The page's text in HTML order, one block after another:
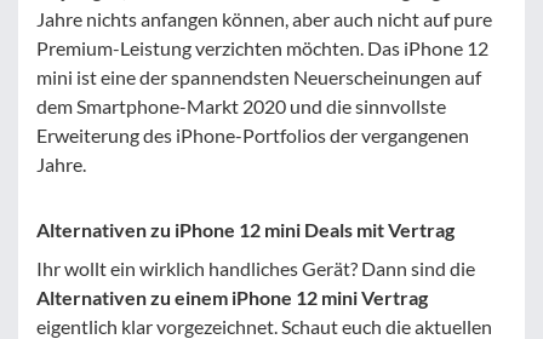
Jahre nichts anfangen können, aber auch nicht auf pure
Premium-Leistung verzichten möchten. Das iPhone 12
mini ist eine der spannendsten Neuerscheinungen auf
dem Smartphone-Markt 2020 und die sinnvollste
Erweiterung des iPhone-Portfolios der vergangenen
Jahre.
Alternativen zu iPhone 12 mini Deals mit Vertrag
Ihr wollt ein wirklich handliches Gerät? Dann sind die
Alternativen zu einem iPhone 12 mini Vertrag
eigentlich klar vorgezeichnet. Schaut euch die aktuellen